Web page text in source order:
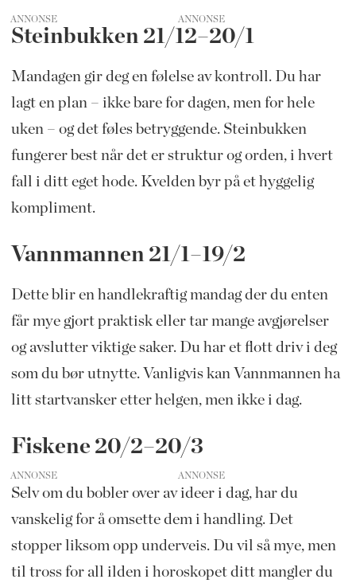
ANNONSE
Steinbukken 21/12–20/1
Mandagen gir deg en følelse av kontroll. Du har
lagt en plan – ikke bare for dagen, men for hele
uken – og det føles betryggende. Steinbukken
fungerer best når det er struktur og orden, i hvert
fall i ditt eget hode. Kvelden byr på et hyggelig
kompliment.
Vannmannen 21/1–19/2
Dette blir en handlekraftig mandag der du enten
får mye gjort praktisk eller tar mange avgjørelser
og avslutter viktige saker. Du har et flott driv i deg
som du bør utnytte. Vanligvis kan Vannmannen ha
litt startvansker etter helgen, men ikke i dag.
Fiskene 20/2–20/3
ANNONSE
Selv om du bobler over av ideer i dag, har du
vanskelig for å omsette dem i handling. Det
stopper liksom opp underveis. Du vil så mye, men
til tross for all ilden i horoskopet ditt mangler du